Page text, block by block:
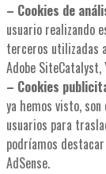
– Cookies de
usuario realizando
terceros utilizadas
Adobe SiteCatalyst,
– Cookies
ya hemos visto,
usuarios para
podríamos
AdSense.